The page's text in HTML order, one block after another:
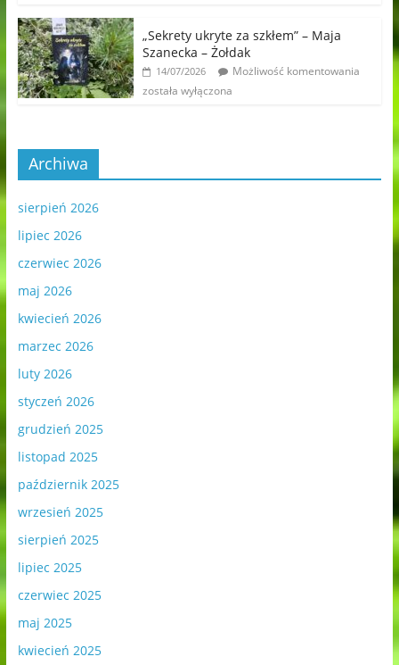
„Sekrety ukryte za szkłem” – Maja
Szanecka – Żołdak
14/07/2026
Możliwość komentowania
została wyłączona
Archiwa
sierpień 2026
lipiec 2026
czerwiec 2026
maj 2026
kwiecień 2026
marzec 2026
luty 2026
styczeń 2026
grudzień 2025
listopad 2025
październik 2025
wrzesień 2025
sierpień 2025
lipiec 2025
czerwiec 2025
maj 2025
kwiecień 2025